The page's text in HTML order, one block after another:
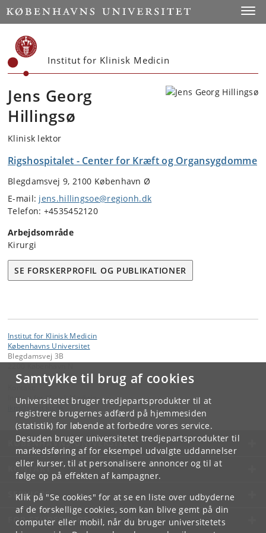
Samtykke til brug af cookies
Universitetet bruger tredjepartsprodukter til at
registrere brugernes adfærd på hjemmesiden
(statistik) for løbende at forbedre vores service.
Desuden bruger universitetet tredjepartsprodukter til
markedsføring af for eksempel udvalgte uddannelser
eller kurser, til at personalisere annoncer og til at
følge op på effekten af kampagner.
Klik på "Se cookies" for at se en liste over udbyderne
af de forskellige cookies, som kan blive gemt på din
computer eller mobil, når du bruger universitetets
Start
Institut for Klinisk Medicin
Jens Georg
Hillingsø
Klinisk lektor
Rigshospitalet - Center for Kræft og Organsygdomme
Blegdamsvej 9, 2100 København Ø
E-mail: jens.hillingsoe@regionh.dk
Telefon: +4535452120
Arbejdsområde
Kirurgi
SE FORSKERPROFIL OG PUBLIKATIONER
Institut for Klinisk Medicin
Københavns Universitet
Blegdamsvej 3B
Institut for Klinisk Medicin
KØBENHAVNS UNIVERSITET
KONTAKT
SERVICES
FOR STUDERENDE OG ANSATTE